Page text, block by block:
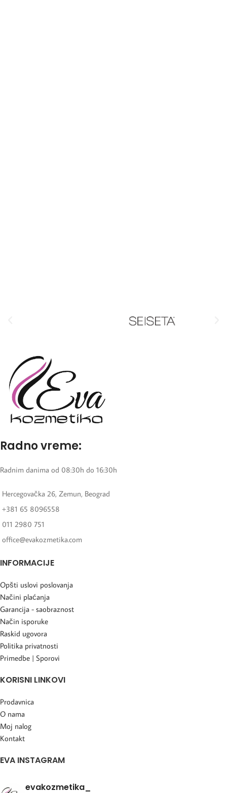
Radno vreme:
Radnim danima od 08:30h do 16:30h
Hercegovačka 26, Zemun, Beograd
+381 65 8096558
011 2980 751
office@evakozmetika.com
INFORMACIJE
Opšti uslovi poslovanja
Načini plaćanja
Garancija - saobraznost
Način isporuke
Raskid ugovora
Politika privatnosti
Primedbe | Sporovi
KORISNI LINKOVI
Prodavnica
O nama
Moj nalog
Kontakt
EVA INSTAGRAM
evakozmetika_